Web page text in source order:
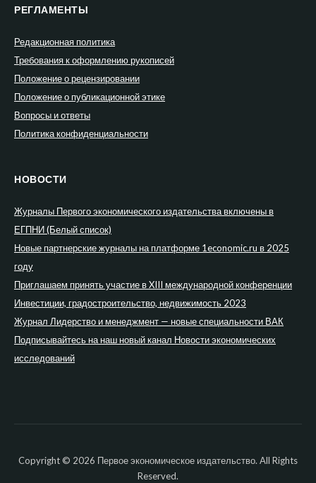
РЕГЛАМЕНТЫ
Редакционная политика
Требования к оформлению рукописей
Положение о рецензировании
Положение о публикационной этике
Вопросы и ответы
Политика конфиденциальности
НОВОСТИ
Журналы Первого экономического издательства включены в
ЕГПНИ (Белый список)
Новые партнерские журналы на платформе 1economic.ru в 2025
году
Приглашаем принять участие в XIII международной конференции
Инвестиции, градостроительство, недвижимость 2023
Журнал Лидерство и менеджмент — новые специальности ВАК
Подписывайтесь на наш новый канал Новости экономических
исследований
Copyright © 2026 Первое экономическое издательство. All Rights
Reserved.